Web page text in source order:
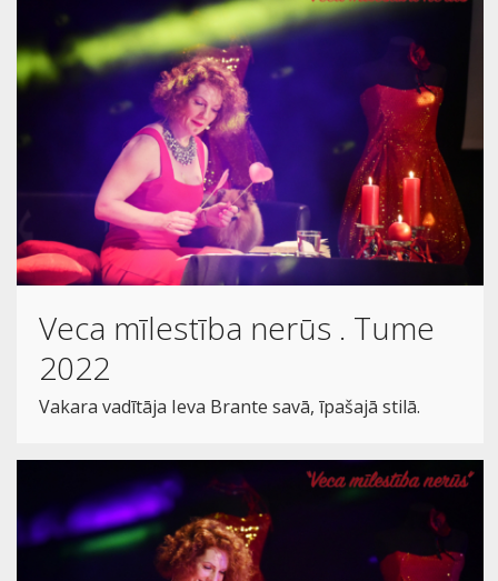
Veca mīlestība nerūs . Tume
2022
Vakara vadītāja Ieva Brante savā, īpašajā stilā.